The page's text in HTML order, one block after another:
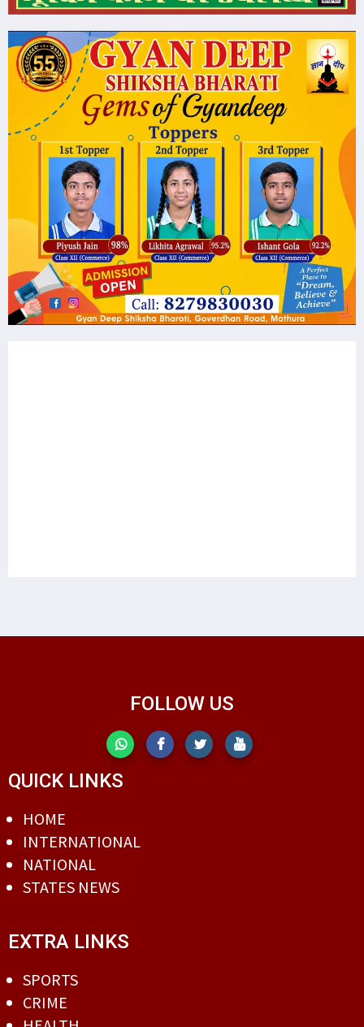
FOLLOW US
QUICK LINKS
HOME
INTERNATIONAL
NATIONAL
STATES NEWS
EXTRA LINKS
SPORTS
CRIME